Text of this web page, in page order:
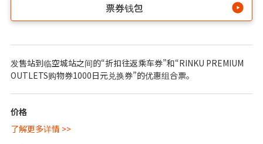
票券钱包
发售站到临空城站之间的“折扣往返乘车券”和“RINKU PREMIUM
OUTLETS购物券1000日元兑换券”的优惠组合票。
价格
了解更多详情 >>